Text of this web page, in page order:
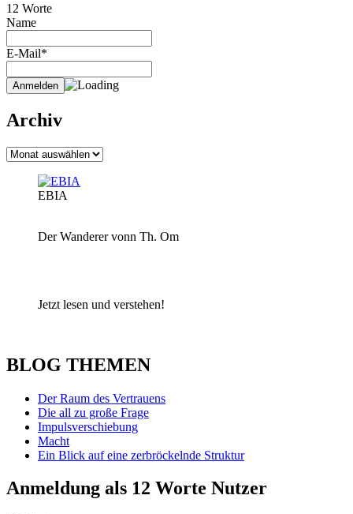
12 Worte
Name
E-Mail*
Archiv
Archiv
EBIA
Der Wanderer vonn Th. Om
Jetzt lesen und verstehen!
BLOG THEMEN
Der Raum des Vertrauens
Die all zu große Frage
Impulsverschiebung
Macht
Ein Blick auf eine zerbröckelnde Struktur
Anmeldung als 12 Worte Nutzer